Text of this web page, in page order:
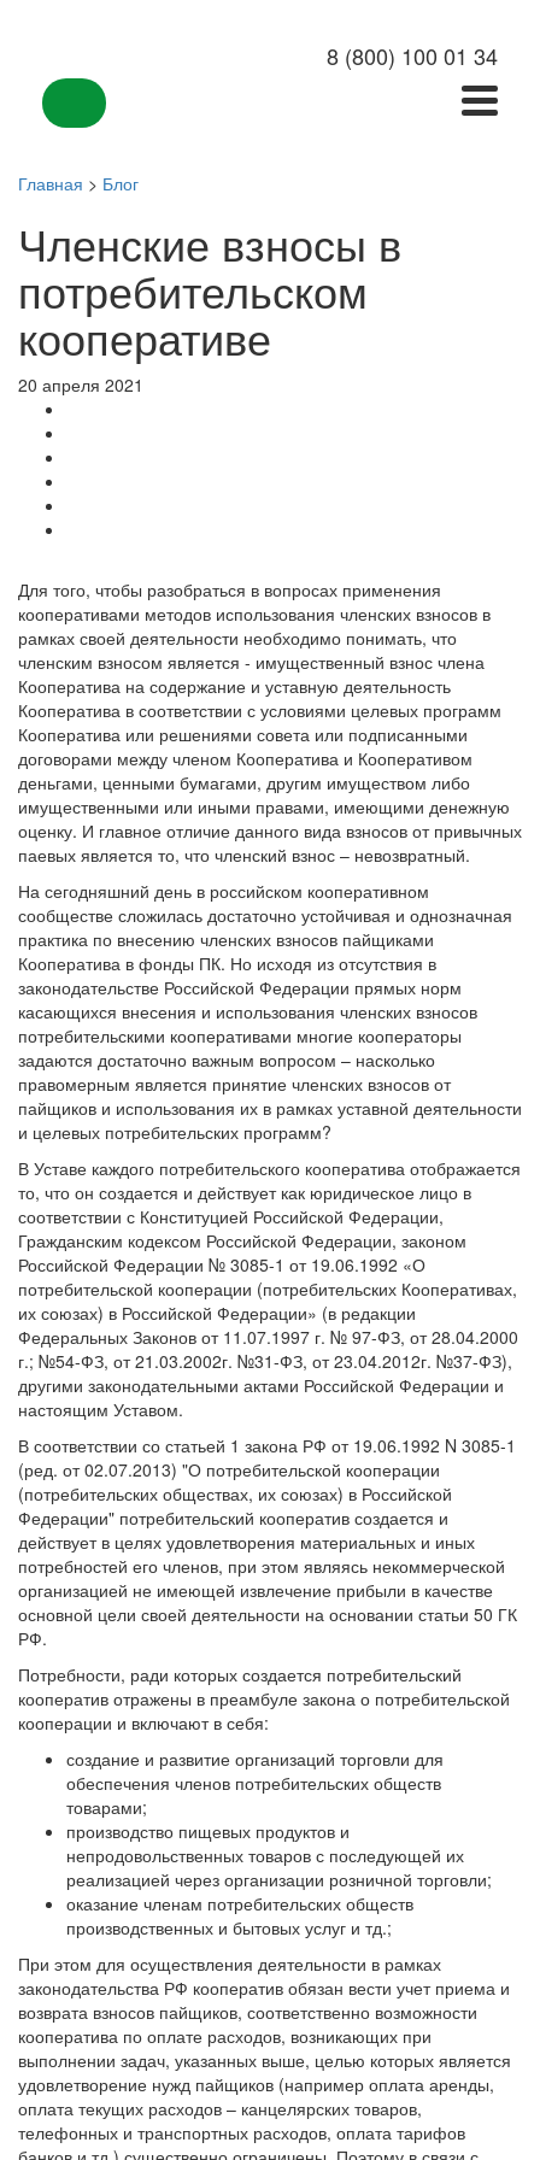
8 (800) 100 01 34
Главная > Блог
Членские взносы в
потребительском
кооперативе
20 апреля 2021
Для того, чтобы разобраться в вопросах применения
кооперативами методов использования членских взносов в
рамках своей деятельности необходимо понимать, что
членским взносом является - имущественный взнос члена
Кооператива на содержание и уставную деятельность
Кооператива в соответствии с условиями целевых программ
Кооператива или решениями совета или подписанными
договорами между членом Кооператива и Кооперативом
деньгами, ценными бумагами, другим имуществом либо
имущественными или иными правами, имеющими денежную
оценку. И главное отличие данного вида взносов от привычных
паевых является то, что членский взнос – невозвратный.
На сегодняшний день в российском кооперативном
сообществе сложилась достаточно устойчивая и однозначная
практика по внесению членских взносов пайщиками
Кооператива в фонды ПК. Но исходя из отсутствия в
законодательстве Российской Федерации прямых норм
касающихся внесения и использования членских взносов
потребительскими кооперативами многие кооператоры
задаются достаточно важным вопросом – насколько
правомерным является принятие членских взносов от
пайщиков и использования их в рамках уставной деятельности
и целевых потребительских программ?
В Уставе каждого потребительского кооператива отображается
то, что он создается и действует как юридическое лицо в
соответствии с Конституцией Российской Федерации,
Гражданским кодексом Российской Федерации, законом
Российской Федерации № 3085-1 от 19.06.1992 «О
потребительской кооперации (потребительских Кооперативах,
их союзах) в Российской Федерации» (в редакции
Федеральных Законов от 11.07.1997 г. № 97-ФЗ, от 28.04.2000
г.; №54-ФЗ, от 21.03.2002г. №31-ФЗ, от 23.04.2012г. №37-ФЗ),
другими законодательными актами Российской Федерации и
настоящим Уставом.
В соответствии со статьей 1 закона РФ от 19.06.1992 N 3085-1
(ред. от 02.07.2013) "О потребительской кооперации
(потребительских обществах, их союзах) в Российской
Федерации" потребительский кооператив создается и
действует в целях удовлетворения материальных и иных
потребностей его членов, при этом являясь некоммерческой
организацией не имеющей извлечение прибыли в качестве
основной цели своей деятельности на основании статьи 50 ГК
РФ.
Потребности, ради которых создается потребительский
кооператив отражены в преамбуле закона о потребительской
кооперации и включают в себя:
создание и развитие организаций торговли для
обеспечения членов потребительских обществ
товарами;
производство пищевых продуктов и
непродовольственных товаров с последующей их
реализацией через организации розничной торговли;
оказание членам потребительских обществ
производственных и бытовых услуг и тд.;
При этом для осуществления деятельности в рамках
законодательства РФ кооператив обязан вести учет приема и
возврата взносов пайщиков, соответственно возможности
кооператива по оплате расходов, возникающих при
выполнении задач, указанных выше, целью которых является
удовлетворение нужд пайщиков (например оплата аренды,
оплата текущих расходов – канцелярских товаров,
телефонных и транспортных расходов, оплата тарифов